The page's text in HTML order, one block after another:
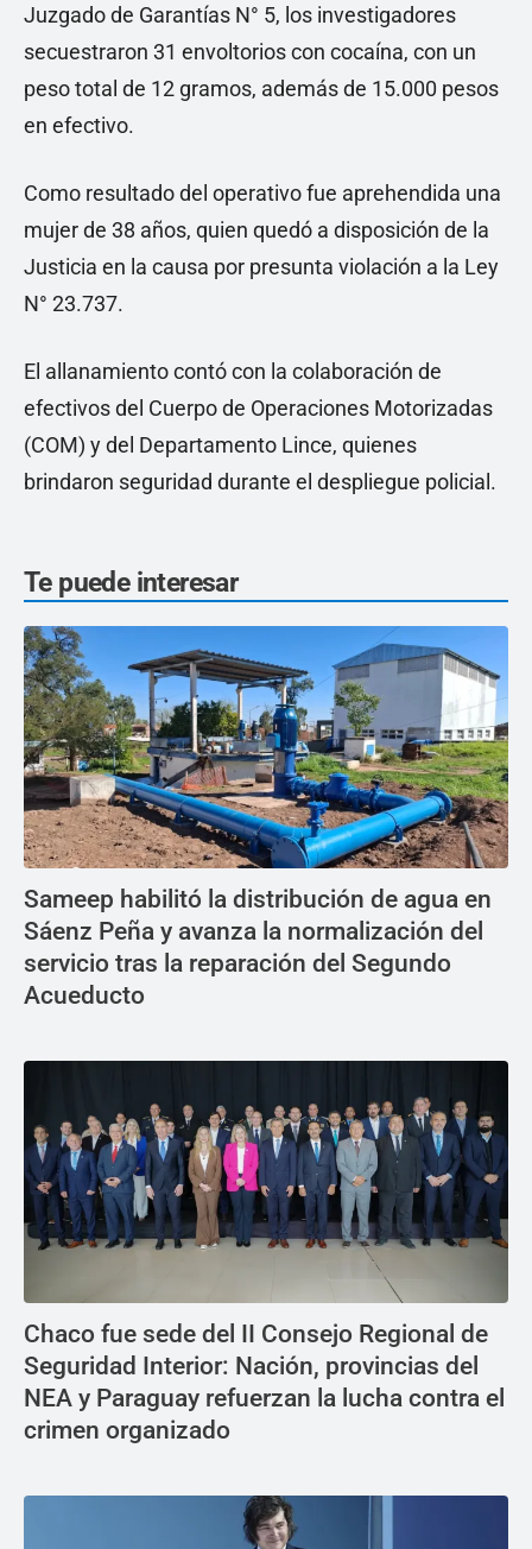
Juzgado de Garantías N° 5, los investigadores
secuestraron 31 envoltorios con cocaína, con un
peso total de 12 gramos, además de 15.000 pesos
en efectivo.
Como resultado del operativo fue aprehendida una
mujer de 38 años, quien quedó a disposición de la
Justicia en la causa por presunta violación a la Ley
N° 23.737.
El allanamiento contó con la colaboración de
efectivos del Cuerpo de Operaciones Motorizadas
(COM) y del Departamento Lince, quienes
brindaron seguridad durante el despliegue policial.
Te puede interesar
Sameep habilitó la distribución de agua en
Sáenz Peña y avanza la normalización del
servicio tras la reparación del Segundo
Acueducto
Chaco fue sede del II Consejo Regional de
Seguridad Interior: Nación, provincias del
NEA y Paraguay refuerzan la lucha contra el
crimen organizado